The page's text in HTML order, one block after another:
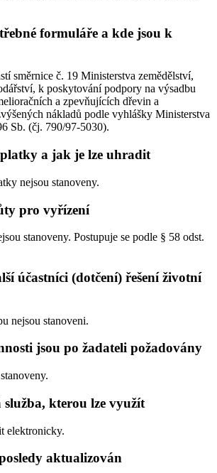
formuláře a kde jsou k
směrnice č. 19 Ministerstva zemědělství,
k poskytování podpory na výsadbu
a zpevňujících dřevin a
nákladů podle vyhlášky Ministerstva
Sb. (čj. 790/97-5030).
a jak je lze uhradit
nejsou stanoveny.
pro vyřízení
stanoveny. Postupuje se podle § 58 odst.
účastníci (dotčení) řešení životní
nejsou stanoveni.
jsou po žadateli požadovány
kterou lze využít
elektronicky.
aktualizován